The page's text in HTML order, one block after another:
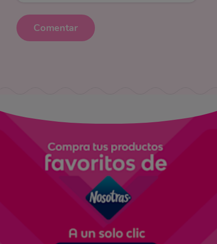
Comentar